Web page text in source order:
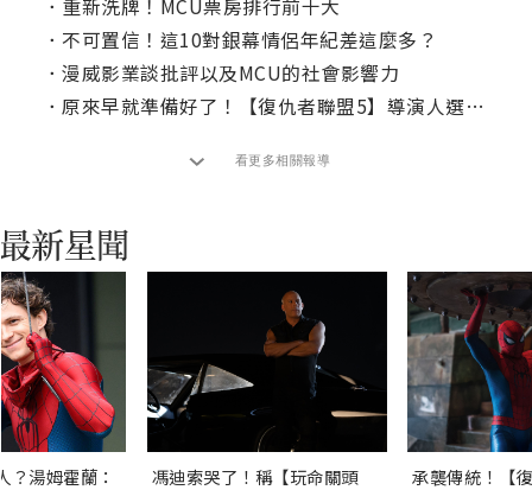
． 重新洗牌！MCU票房排行前十大
． 不可置信！這10對銀幕情侶年紀差這麼多？
． 漫威影業談批評以及MCU的社會影響力
． 原來早就準備好了！【復仇者聯盟5】導演人選曝光
看更多相關報導
？湯姆霍蘭：
馮迪索哭了！稱【玩命關頭
承襲傳統！【